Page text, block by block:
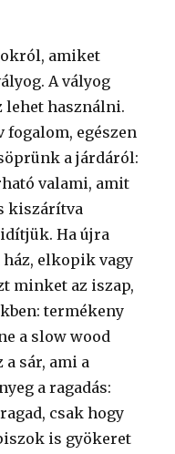
amiket
A vályog
lehet használni.
fogalom, egészen
a járdáról:
valami, amit
kiszárítva
Ha újra
ház, elkopik vagy
minket az iszap,
termékeny
a slow wood
a sár, ami a
a ragadás:
csak hogy
is gyökeret